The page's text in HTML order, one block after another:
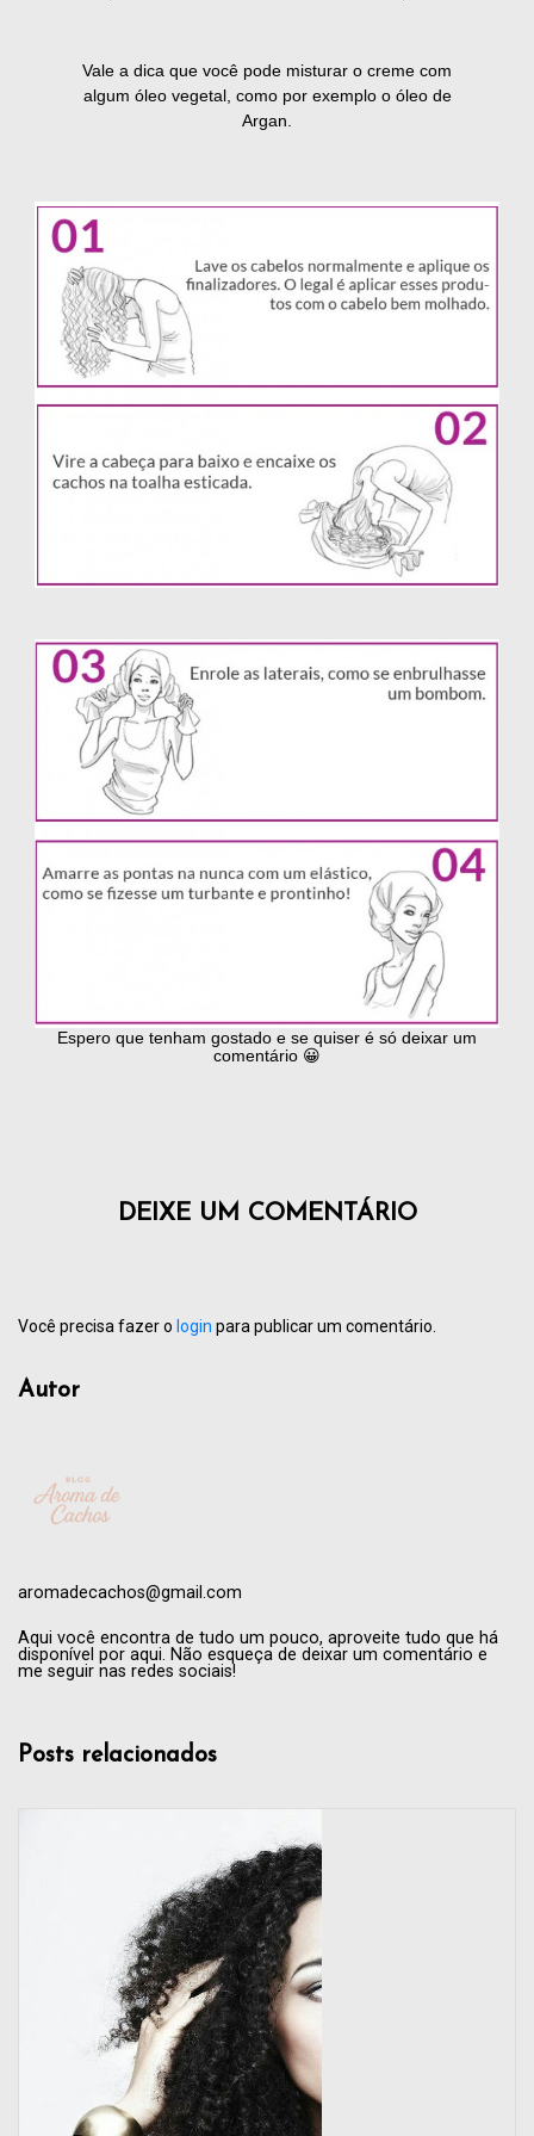
Vale a dica que você pode misturar o creme com
algum óleo vegetal, como por exemplo o óleo de
Argan.
Espero que tenham gostado e se quiser é só deixar um
comentário 😀
DEIXE UM COMENTÁRIO
Você precisa fazer o login para publicar um comentário.
Autor
aromadecachos@gmail.com
Aqui você encontra de tudo um pouco, aproveite tudo que há
disponível por aqui. Não esqueça de deixar um comentário e
me seguir nas redes sociais!
Posts relacionados